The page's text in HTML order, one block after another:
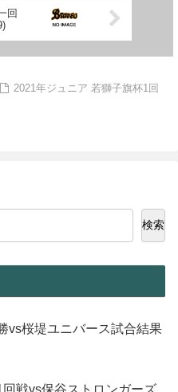
回
2021年ジュニア 若獅子旗杯1回
検索
vs桜堤ユニバース試合結果